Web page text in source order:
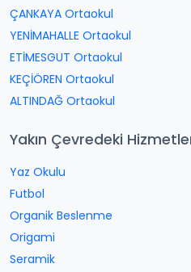
ÇANKAYA Ortaokul
YENİMAHALLE Ortaokul
ETİMESGUT Ortaokul
KEÇİÖREN Ortaokul
ALTINDAĞ Ortaokul
Yakın Çevredeki
Yaz Okulu
Futbol
Organik Beslenme
Origami
Seramik